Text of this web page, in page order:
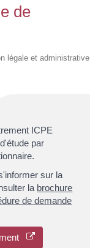
de
légale et administrative
ICPE
par
sur la
la brochure
de demande